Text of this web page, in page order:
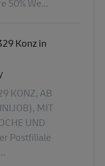
50% We...
Konz in
KONZ, AB
MIT
UND
Postfiliale